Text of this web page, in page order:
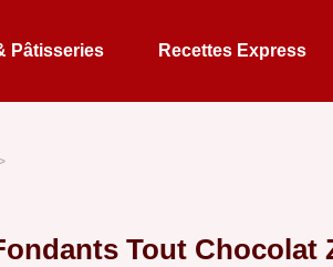
Pâtisseries Recettes Express
Tout Chocolat